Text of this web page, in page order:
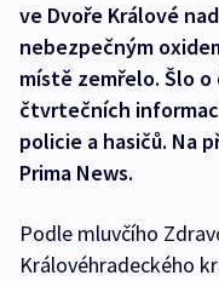
ve Dvoře Králové
nebezpečným
místě zemřelo. Šlo
čtvrtečních
policie a hasičů. Na
Prima News.
Podle mluvčího
Královéhradeckého